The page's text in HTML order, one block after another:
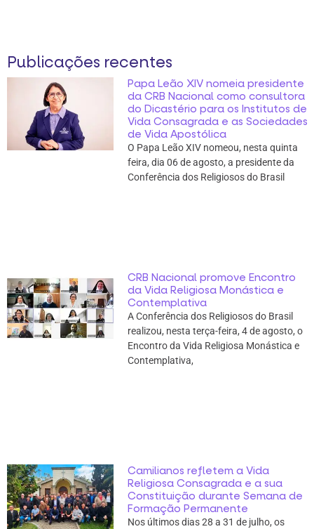
Publicações recentes
Papa Leão XIV nomeia presidente
da CRB Nacional como consultora
do Dicastério para os Institutos de
Vida Consagrada e as Sociedades
de Vida Apostólica
O Papa Leão XIV nomeou, nesta quinta
feira, dia 06 de agosto, a presidente da
Conferência dos Religiosos do Brasil
CRB Nacional promove Encontro
da Vida Religiosa Monástica e
Contemplativa
A Conferência dos Religiosos do Brasil
realizou, nesta terça-feira, 4 de agosto, o
Encontro da Vida Religiosa Monástica e
Contemplativa,
Camilianos refletem a Vida
Religiosa Consagrada e a sua
Constituição durante Semana de
Formação Permanente
Nos últimos dias 28 a 31 de julho, os